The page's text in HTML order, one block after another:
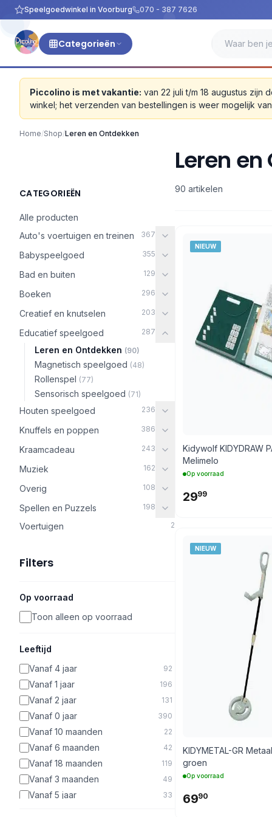
Speelgoedwinkel in Voorburg 070 - 387 7626
Categorieën
Piccolino is met vakantie: van 22 juli t/m 18 augustus
winkel; het verzenden van bestellingen is weer mogelijk
Home/Shop/Leren en Ontdekken
CATEGORIEËN
Alle producten
Auto's voertuigen en treinen
367
Babyspeelgoed 355
Bad en buiten 129
Boeken 296
Creatief en knutselen 203
Educatief speelgoed 287
Leren en Ontdekken (90)
Magnetisch speelgoed (48)
Rollenspel (77)
Sensorisch speelgoed (71)
Houten speelgoed 236
Knuffels en poppen 386
Kraamcadeau 243
Muziek 162
Overig 108
Spellen en Puzzels 198
Voertuigen 2
Filters
Op voorraad
Toon alleen op voorraad
Leeftijd
Vanaf 4 jaar
92
Vanaf 1 jaar 196
Vanaf 2 jaar 131
Vanaf 0 jaar 390
Vanaf 10 maanden 22
Vanaf 6 maanden 42
Vanaf 18 maanden 119
Vanaf 3 maanden 49
Vanaf 5 jaar 33
Leren
90 artikelen
NIEUW
Kidywolf KIDYDRAW
Melimelo
Op voorraad
2999
NIEUW
KIDYMETAL-GR
groen
Op voorraad
6990